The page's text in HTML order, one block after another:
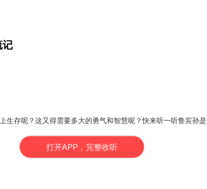
记
生存呢？这又得需要多大的勇气和智慧呢？快来听一听鲁宾孙是
打开APP，完整收听